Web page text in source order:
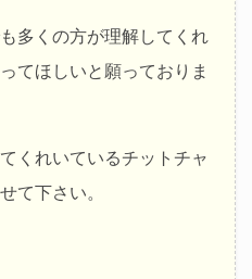
多くの方が理解してくれ
てほしいと願っておりま
くれいているチットチャ
て下さい。